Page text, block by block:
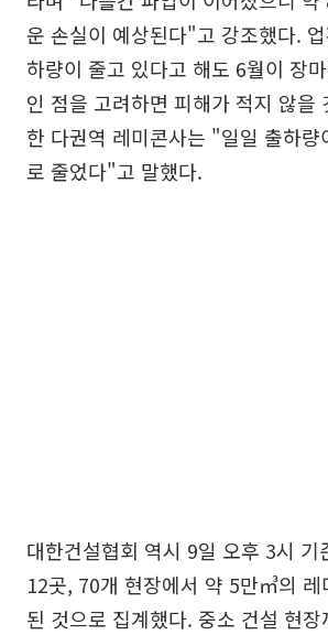
운 손실이 예상된다"고 강조했다.
하량이 줄고 있다고 해도 6월이 장
인 점을 고려하면 피해가 적지 않을
한 다권역 레미콘사는 "일일 출하
로 줄었다"고 말했다.
대한건설협회 역시 9일 오후 3시 기
12곳, 70개 현장에서 약 5만㎥의 레
된 것으로 집계했다. 중소 건설 현